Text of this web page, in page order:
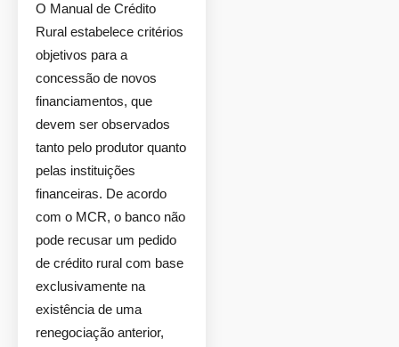
O Manual de Crédito
Rural estabelece critérios
objetivos para a
concessão de novos
financiamentos, que
devem ser observados
tanto pelo produtor quanto
pelas instituições
financeiras. De acordo
com o MCR, o banco não
pode recusar um pedido
de crédito rural com base
exclusivamente na
existência de uma
renegociação anterior,